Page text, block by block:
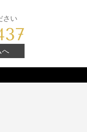
さい
へ